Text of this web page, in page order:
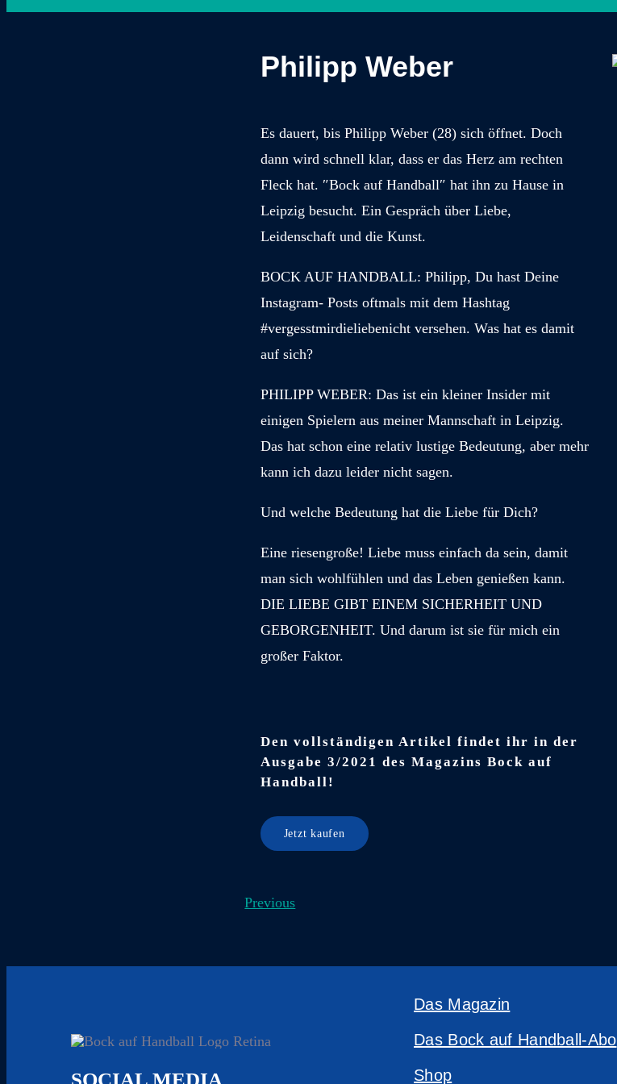
Philipp Weber
Es dauert, bis Philipp Weber (28) sich öffnet. Doch
dann wird schnell klar, dass er das Herz am rechten
Fleck hat. ″Bock auf Handball″ hat ihn zu Hause in
Leipzig besucht. Ein Gespräch über Liebe,
Leidenschaft und die Kunst.
BOCK AUF HANDBALL: Philipp, Du hast Deine
Instagram- Posts oftmals mit dem Hashtag
#vergesstmirdieliebenicht versehen. Was hat es damit
auf sich?
PHILIPP WEBER: Das ist ein kleiner Insider mit
einigen Spielern aus meiner Mannschaft in Leipzig.
Das hat schon eine relativ lustige Bedeutung, aber mehr
kann ich dazu leider nicht sagen.
Und welche Bedeutung hat die Liebe für Dich?
Eine riesengroße! Liebe muss einfach da sein, damit
man sich wohlfühlen und das Leben genießen kann.
DIE LIEBE GIBT EINEM SICHERHEIT UND
GEBORGENHEIT. Und darum ist sie für mich ein
großer Faktor.
Den vollständigen Artikel findet ihr in der
Ausgabe 3/2021 des Magazins Bock auf
Handball!
Jetzt kaufen
Previous
Das Magazin
Das Bock auf Handball-Abo
Shop